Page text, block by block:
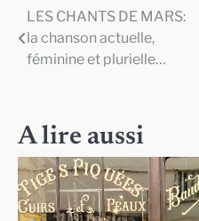
Navigation
de
LES CHANTS DE MARS:
la chanson actuelle,
féminine et plurielle…
A lire aussi